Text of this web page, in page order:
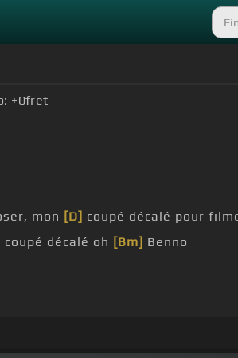
+0fret
mon [D] coupé décalé pour
décalé oh [Bm] Benno